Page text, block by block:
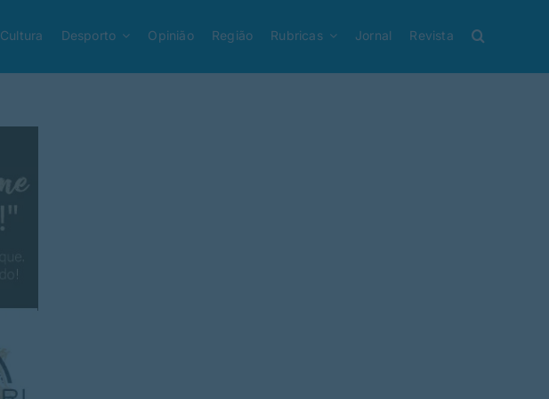
Cultura Desporto Opinião Região Rubricas Jornal Revista